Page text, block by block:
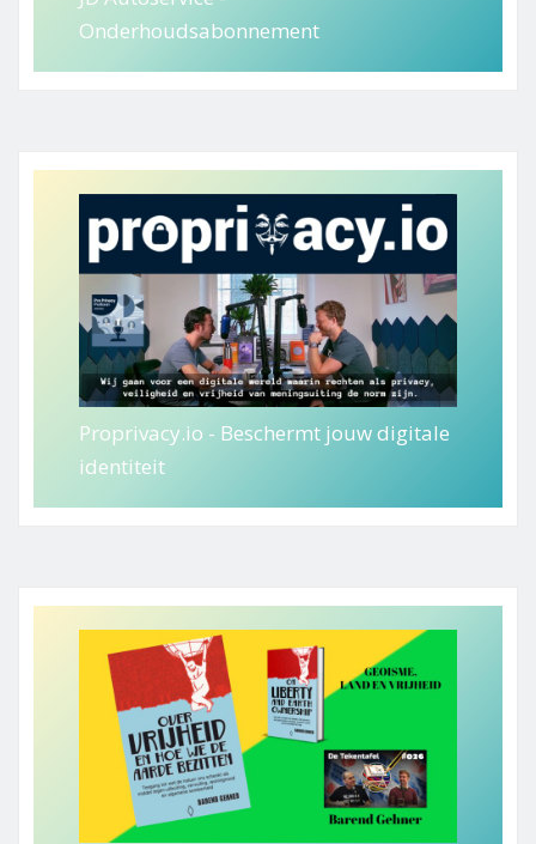
Onderhoudsabonnement
Proprivacy.io - Beschermt jouw digitale
identiteit